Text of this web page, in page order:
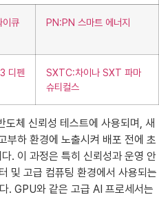
큐
PN:PN 스마트 에너지
디펜
SXTC:차이나 SXT 파마
슈티컬스
체 신뢰성 테스트에 사용되며, 새
부하 환경에 노출시켜 배포 전에 초
. 이 과정은 특히 신뢰성과 운영 안
및 고급 컴퓨팅 환경에서 사용되는
. GPU와 같은 고급 AI 프로세서는